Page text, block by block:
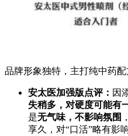
品牌形象独特，主打纯中药配
安太医加强版点评： 因
失稍多，对硬度可能有
是无气味，不影响氛围
享久，对“口活”略有影